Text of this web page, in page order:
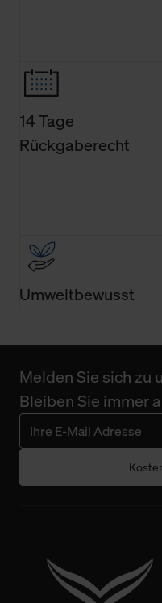
finden Sie in unserer
14 Tage
Rückgaberecht
Umweltbewusst
Melden Sie sich zu
Bleiben Sie immer